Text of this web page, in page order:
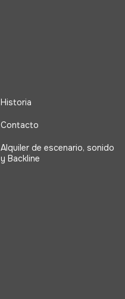
Historia
Contacto
Alquiler de escenario, sonido
y Backline